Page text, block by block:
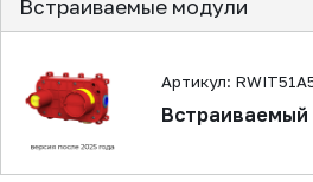
Встраиваемые модули
Артикул: